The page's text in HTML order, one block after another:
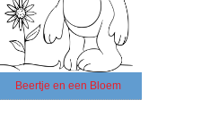
Beertje en een Bloem